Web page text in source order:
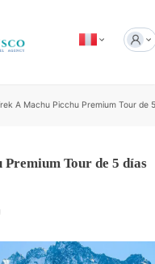
A Machu Picchu Premium Tour de
Tour de 5 días